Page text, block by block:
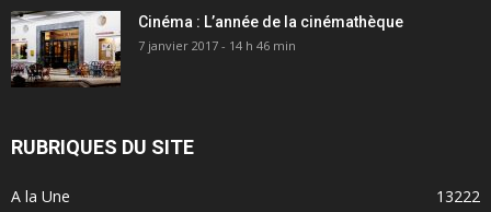
Cinéma : L’année de la cinémathèque
7 janvier 2017 - 14 h 46 min
RUBRIQUES DU SITE
A la Une
13222